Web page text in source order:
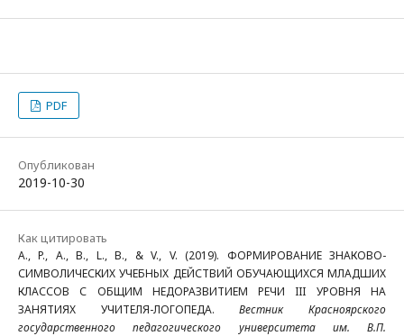
PDF
Опубликован
2019-10-30
Как цитировать
A., P., A., B., L., B., & V., V. (2019). ФОРМИРОВАНИЕ ЗНАКОВО-
СИМВОЛИЧЕСКИХ УЧЕБНЫХ ДЕЙСТВИЙ ОБУЧАЮЩИХСЯ МЛАДШИХ
КЛАССОВ С ОБЩИМ НЕДОРАЗВИТИЕМ РЕЧИ III УРОВНЯ НА
ЗАНЯТИЯХ УЧИТЕЛЯ-ЛОГОПЕДА.Вестник Красноярского
государственного педагогического университета им. В.П.